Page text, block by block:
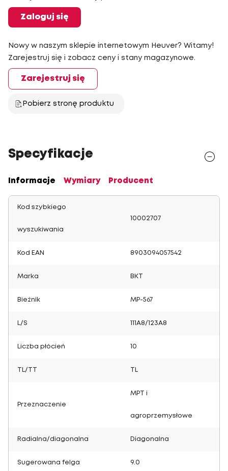
Zaloguj się
Nowy w naszym sklepie internetowym Heuver? Witamy!
Zarejestruj się i zobacz ceny i stany magazynowe.
Zarejestruj się
Pobierz stronę produktu
Specyfikacje
Informacje Wymiary Producent
Kod szybkiego
wyszukiwania
10002707
Kod EAN 8903094057542
Marka BKT
Bieżnik MP-567
L/S 111A8/123A8
Liczba płócień 10
TL/TT
Przeznaczenie
MPT i
agroprzemysłowe
Radialna/diagonalna Diagonalna
Sugerowana felga 9.0